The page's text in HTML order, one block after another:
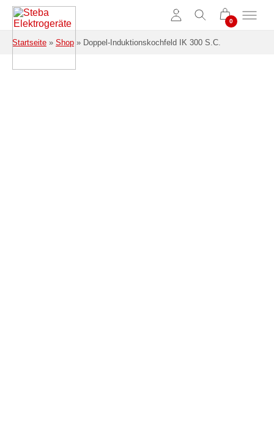
Zum Hauptinhalt springen
Startseite » Shop » Doppel-Induktionskochfeld IK 300 S.C.